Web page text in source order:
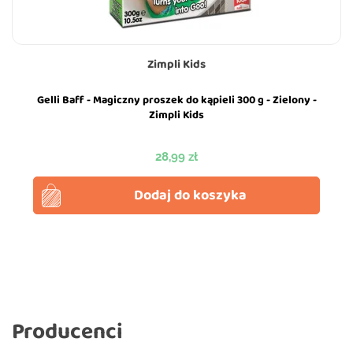
Zimpli Kids
Gelli Baff - Magiczny proszek do kąpieli 300 g - Zielony -
Zimpli Kids
Cena
28,99 zł
Dodaj do koszyka
Producenci